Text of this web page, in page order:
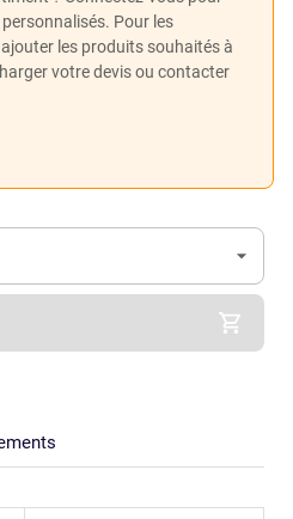
Pour les
les produits souhaités à
votre devis ou contacter
(Optionnel)